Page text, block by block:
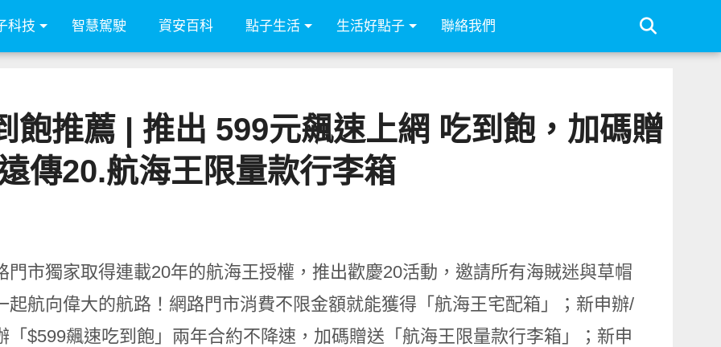
科技 智慧駕駛 資安百科 點子生活 生活好點子 聯絡我們
飽推薦 | 推出 599元飆速上網 吃到飽，加碼贈
傳20.航海王限量款行李箱
門市獨家取得連載20年的航海王授權，推出歡慶20活動，邀請所有海賊迷與草帽
起航向偉大的航路！網路門市消費不限金額就能獲得「航海王宅配箱」；新申辦/
「$599飆速吃到飽」兩年合約不降速，加碼贈送「航海王限量款行李箱」； 新申